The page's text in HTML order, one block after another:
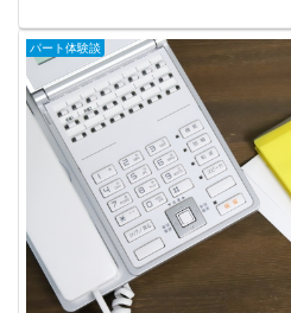
パート体験談